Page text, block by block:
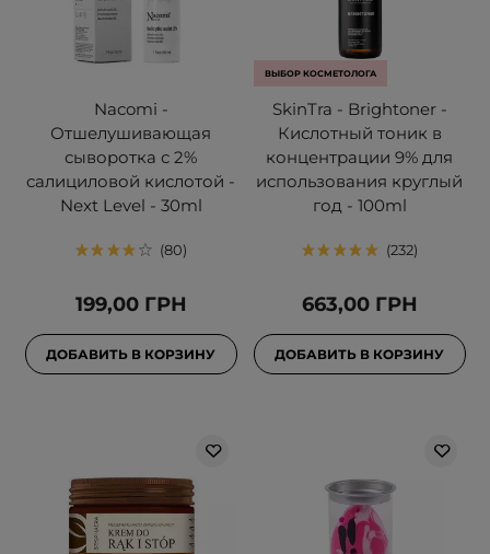
Nacomi -
Отшелушивающая
сыворотка с 2%
салициловой кислотой -
Next Level - 30ml
80
199,00 ГРН
ДОБАВИТЬ В КОРЗИНУ
ВЫБОР КОСМЕТОЛОГА
SkinTra - Brightoner -
Кислотный тоник в
концентрации 9% для
использования круглый
год - 100ml
232
663,00 ГРН
ДОБАВИТЬ В КОРЗИНУ